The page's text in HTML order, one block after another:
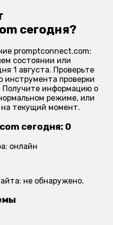
сегодня?
promptconnect.com:
состоянии или
1 августа. Проверьте
проверки
Получите информацию о
режиме, или
текущий момент.
сегодня: 0
онлайн
не обнаружено.